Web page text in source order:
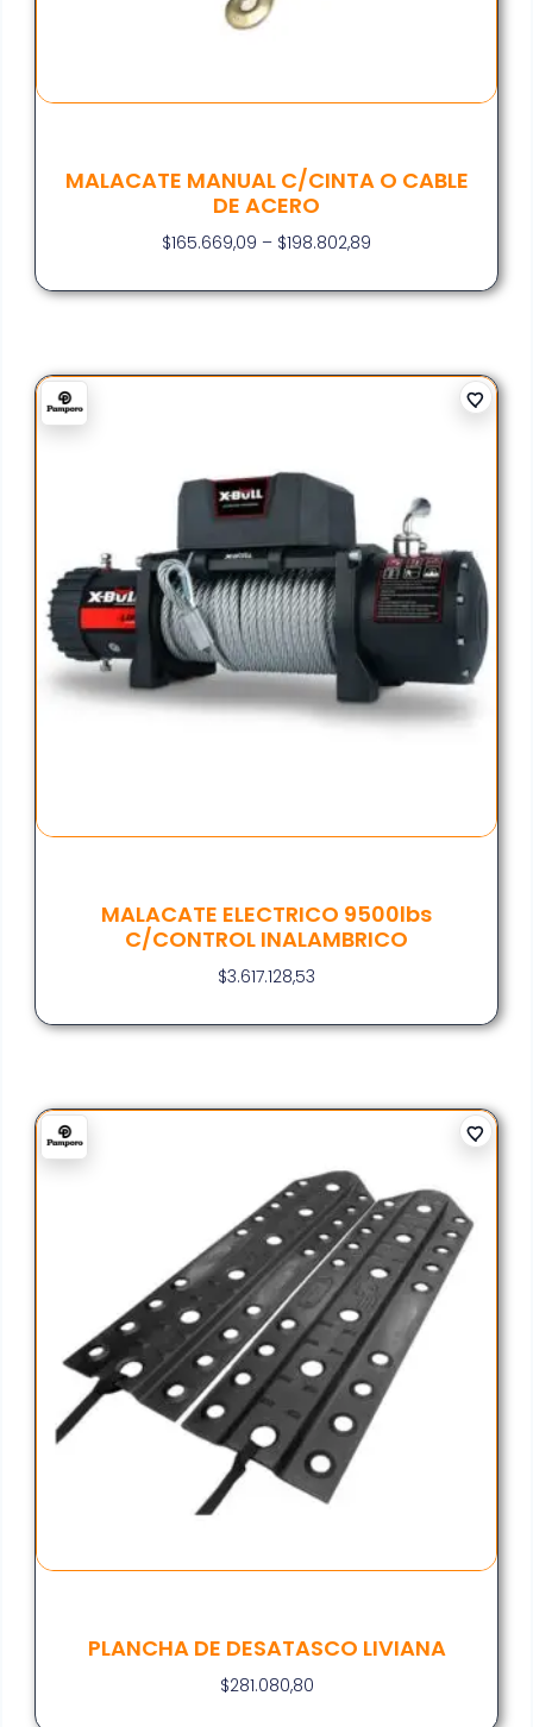
MALACATE MANUAL C/CINTA O CABLE
DE ACERO
$165.669,09 – $198.802,89
MALACATE ELECTRICO 9500lbs
C/CONTROL INALAMBRICO
$3.617.128,53
PLANCHA DE DESATASCO LIVIANA
$281.080,80